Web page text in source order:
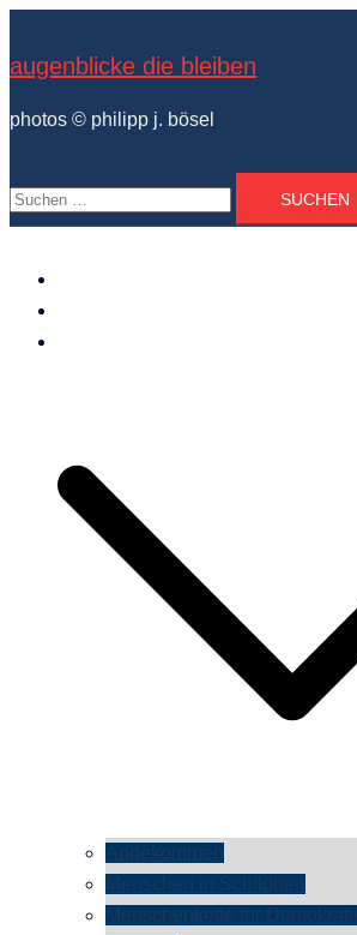
springen
augenblicke die bleiben
photos © philipp j. bösel
Suchen
nach:
Angekommen
Menschen in Schildgen
Menschenkette für